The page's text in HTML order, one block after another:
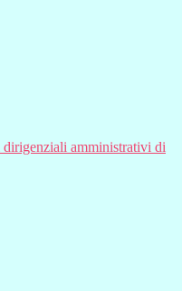
amministrativi di